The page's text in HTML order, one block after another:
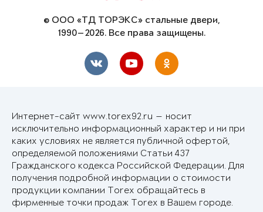
© ООО «ТД ТОРЭКС» стальные двери,
1990—2026. Все права защищены.
Интернет-сайт www.torex92.ru — носит
исключительно информационный характер и ни при
каких условиях не является публичной офертой,
определяемой положениями Статьи 437
Гражданского кодекса Российской Федерации. Для
получения подробной информации о стоимости
продукции компании Torex обращайтесь в
фирменные точки продаж Torex в Вашем городе.